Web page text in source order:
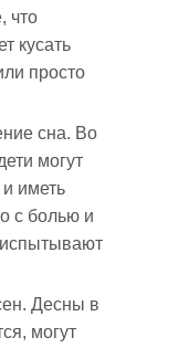
что
кусать
просто
сна. Во
могут
иметь
с болью и
Десны в
могут